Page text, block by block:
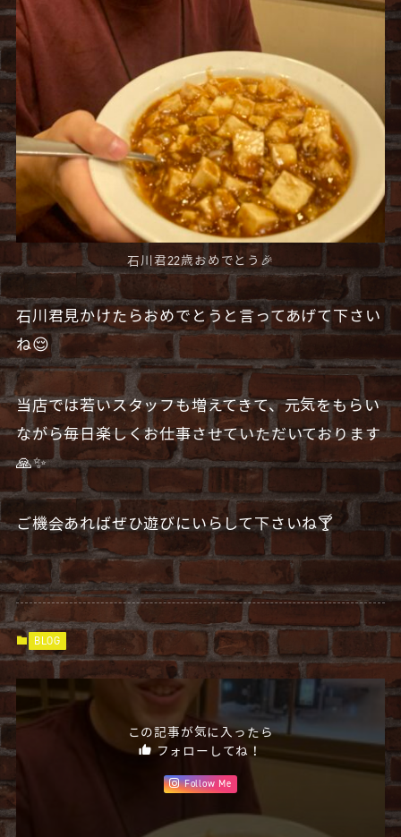
石川君22歳おめでとう🎉
石川君見かけたらおめでとうと言ってあげて下さい
ね😌
当店では若いスタッフも増えてきて、元気をもらい
ながら毎日楽しくお仕事させていただいております
🙏✨
ご機会あればぜひ遊びにいらして下さいね🍸
BLOG
この記事が気に入ったら
フォローしてね！
Follow Me